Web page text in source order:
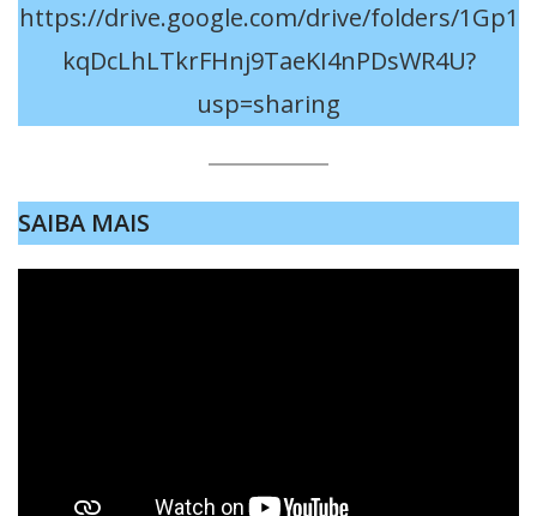
https://drive.google.com/drive/folders/1Gp1
kqDcLhLTkrFHnj9TaeKI4nPDsWR4U?
usp=sharing
SAIBA MAIS